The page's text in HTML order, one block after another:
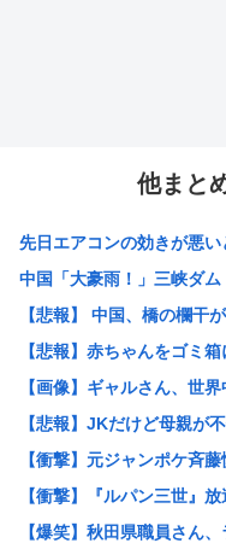
他まと
先日エアコンの効きが悪
中国「大豪雨！」三峡ダ
【悲報】 中国、橋の欄干
【悲報】赤ちゃんをゴミ
【画像】ギャルさん、世
【悲報】JKだけど母親が
【衝撃】元ジャンポケ斉
【衝撃】『ルパン三世』
【爆笑】秋田県職員さん